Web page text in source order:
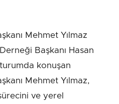
Mehmet Yılmaz
Başkanı Hasan
konuşan
Mehmet Yılmaz,
ve yerel